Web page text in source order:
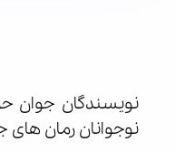
نویسندگان جوان
نوجوانان رمان